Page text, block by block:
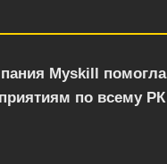
Myskill помогла
по всему РК